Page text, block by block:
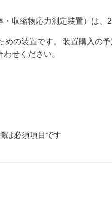
収縮物応力測定装置）は、
の装置です。 装置購入の
せください。
は必須項目です